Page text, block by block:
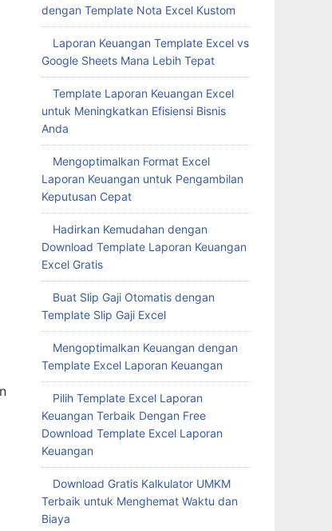
dengan Template Nota Excel Kustom
Laporan Keuangan Template Excel vs
Google Sheets Mana Lebih Tepat
Template Laporan Keuangan Excel
untuk Meningkatkan Efisiensi Bisnis
Anda
Mengoptimalkan Format Excel
Laporan Keuangan untuk Pengambilan
Keputusan Cepat
Hadirkan Kemudahan dengan
Download Template Laporan Keuangan
Excel Gratis
Buat Slip Gaji Otomatis dengan
Template Slip Gaji Excel
Mengoptimalkan Keuangan dengan
Template Excel Laporan Keuangan
Pilih Template Excel Laporan
Keuangan Terbaik Dengan Free
Download Template Excel Laporan
Keuangan
Download Gratis Kalkulator UMKM
Terbaik untuk Menghemat Waktu dan
Biaya